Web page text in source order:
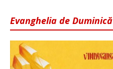
Evanghelia de Duminică